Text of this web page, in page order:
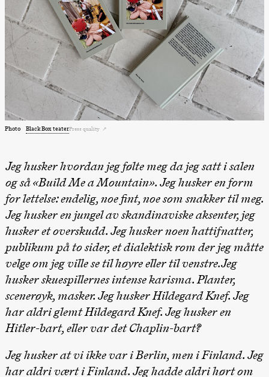
Saturday, 22 August
19:00
Pia Maria
Roll and
Mohamed
Mohamed
Male
Fantasies
Lille scene
(Black Box
teater)
Thursday, 27 August
Mohamed
Mohamed
Male
Fantasies
Lille scene
(Black Box
Friday, 28 August
19:00
Pia Maria
Roll and
Mohamed
Mohamed
Male
Fantasies
Lille scene
(Black Box
21:00
Boglárka
Börcsök &
20.–29. august 2026
❶ Premiere
Pia Maria Roll and Mohamed
Mohamed
Male Fantasies
28.–29.
Photo Black Box teaterPress quality
Jeg husker hvordan jeg følte meg da jeg satt i salen
og så «Build Me a Mountain». Jeg husker en form
for lettelse: endelig, noe fint, noe som snakker til meg.
Jeg husker en jungel av skandinaviske aksenter, jeg
husker et overskudd. Jeg husker noen hattifnatter,
publikum på to sider, et dialektisk rom der jeg måtte
velge om jeg ville se til høyre eller til venstre.Jeg
husker skuespillernes intense karisma. Planter,
scenerøyk, masker. Jeg husker Hildegard Knef. Jeg
har aldri glemt Hildegard Knef. Jeg husker en
Hitler-bart, eller var det Chaplin-bart?
Jeg husker at vi ikke var i Berlin, men i Finland. Jeg
har aldri vært i Finland. Jeg hadde aldri hørt om